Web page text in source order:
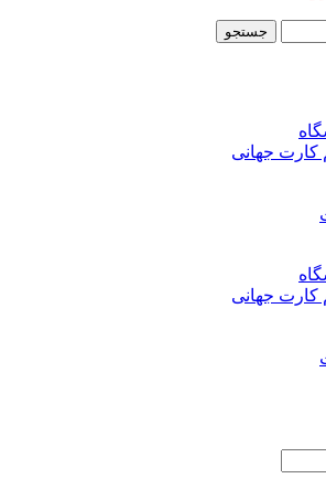
جستجو
کارت جهانی
کارت جهانی